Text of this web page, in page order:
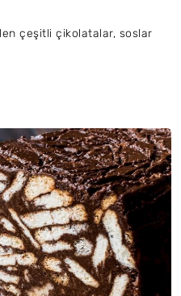
çeşitli çikolatalar, soslar